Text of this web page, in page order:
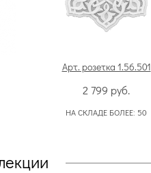
Арт. розетка 1.56.501
2 799 руб.
НА СКЛАДЕ БОЛЕЕ: 50